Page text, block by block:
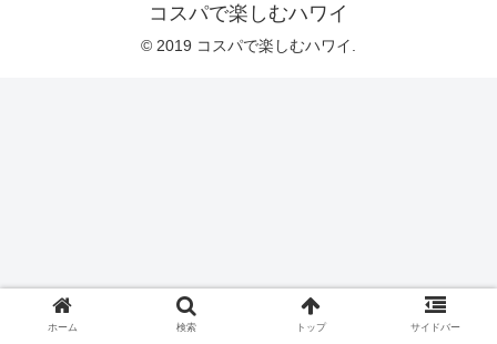
コスパで楽しむハワイ
© 2019 コスパで楽しむハワイ.
ホーム 検索 トップ サイドバー